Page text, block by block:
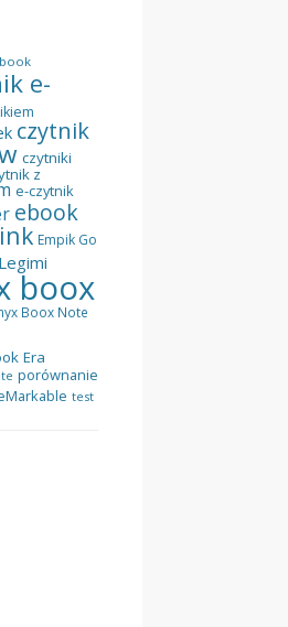
e-
czytnik
czytniki
z
e-czytnik
ebook
Empik Go
Legimi
boox
Boox Note
Era
porównanie
test